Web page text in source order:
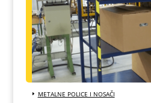
METALNE POLICE I NOSAČI